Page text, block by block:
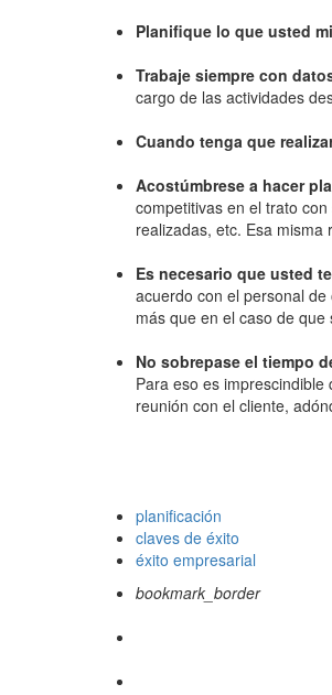
Planifique lo que usted
Trabaje siempre con
cargo de las actividades
Cuando tenga que
Acostúmbrese a hacer
competitivas en el trato
realizadas, etc. Esa
Es necesario que usted
acuerdo con el personal
más que en el caso de
No sobrepase el tiempo
Para eso es
reunión con el cliente,
planificación
claves de éxito
éxito empresarial
bookmark_border